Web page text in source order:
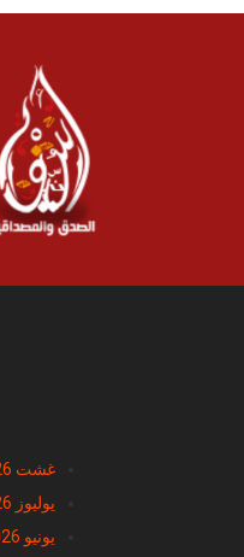
غشت 2026
يوليوز 2026
يونيو 2026